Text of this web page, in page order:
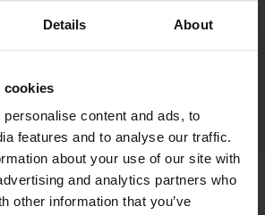
Details About
cookies
content and ads, to
features and to analyse our traffic.
about your use of our site with
and analytics partners who
other information that you’ve